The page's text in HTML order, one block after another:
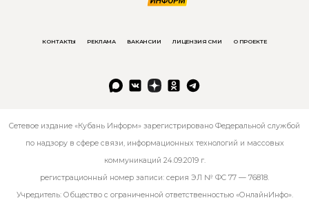
КОНТАКТЫ РЕКЛАМА ВАКАНСИИ ЛИЦЕНЗИЯ СМИ О ПРОЕКТЕ
Сетевое издание «Кубань Информ» зарегистрировано Федеральной службой
по надзору в сфере связи, информационных технологий и массовых
коммуникаций 24.09.2019 г.
регистрационный номер записи: серия ЭЛ № ФС 77 — 76818.
Учредитель: Общество с ограниченной ответственностью «ОнлайнИнфо».